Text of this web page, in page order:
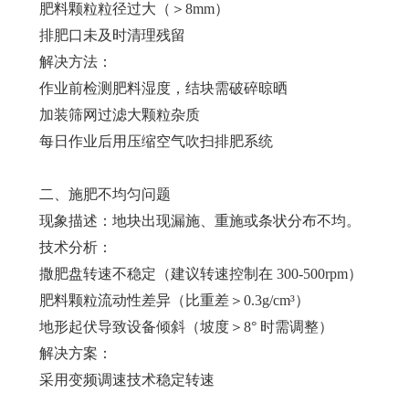
肥料颗粒粒径过大（＞8mm）
排肥口未及时清理残留
解决方法：
作业前检测肥料湿度，结块需破碎晾晒
加装筛网过滤大颗粒杂质
每日作业后用压缩空气吹扫排肥系统
二、施肥不均匀问题
现象描述：地块出现漏施、重施或条状分布不均。
技术分析：
撒肥盘转速不稳定（建议转速控制在 300-500rpm）
肥料颗粒流动性差异（比重差＞0.3g/cm³）
地形起伏导致设备倾斜（坡度＞8° 时需调整）
解决方案：
采用变频调速技术稳定转速